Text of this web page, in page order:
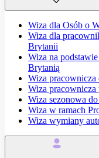
Wiza dla Osób o
Wiza dla
Brytanii
Wiza na
Brytanią
Wiza
Wiza pracownicza
Wiza sezonowa
Wiza w ramach
Wiza wymiany